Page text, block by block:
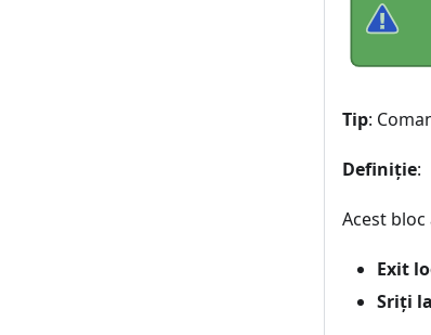
Tip:
Definiție:
Acest
Exit
Sriți